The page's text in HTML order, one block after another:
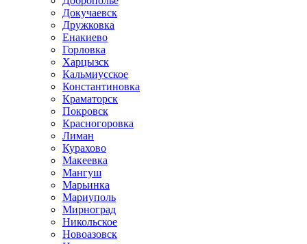
Докучаевск
Дружковка
Енакиево
Горловка
Харцызск
Кальмиусское
Константиновка
Краматорск
Покровск
Красногоровка
Лиман
Курахово
Макеевка
Мангуш
Марьинка
Мариуполь
Мирноград
Никольское
Новоазовск